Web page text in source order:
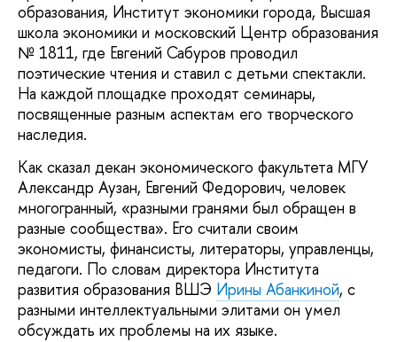
образования, Институт экономики города, Высшая
школа экономики и московский Центр образования
№ 1811, где Евгений Сабуров проводил
поэтические чтения и ставил с детьми спектакли.
На каждой площадке проходят семинары,
посвященные разным аспектам его творческого
наследия.
Как сказал декан экономического факультета МГУ
Александр Аузан, Евгений Федорович, человек
многогранный, «разными гранями был обращен в
разные сообщества». Его считали своим
экономисты, финансисты, литераторы, управленцы,
педагоги. По словам директора Института
развития образования ВШЭ Ирины Абанкиной, с
разными интеллектуальными элитами он умел
обсуждать их проблемы на их языке.